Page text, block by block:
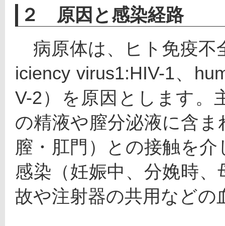
２ 原因と感染経路
病原体は、ヒト免疫不
iciency virus1:HIV-1、
V-2）を原因とします。
の精液や膣分泌液に含
膣・肛門）との接触を
感染（妊娠中、分娩時
故や注射器の共用など